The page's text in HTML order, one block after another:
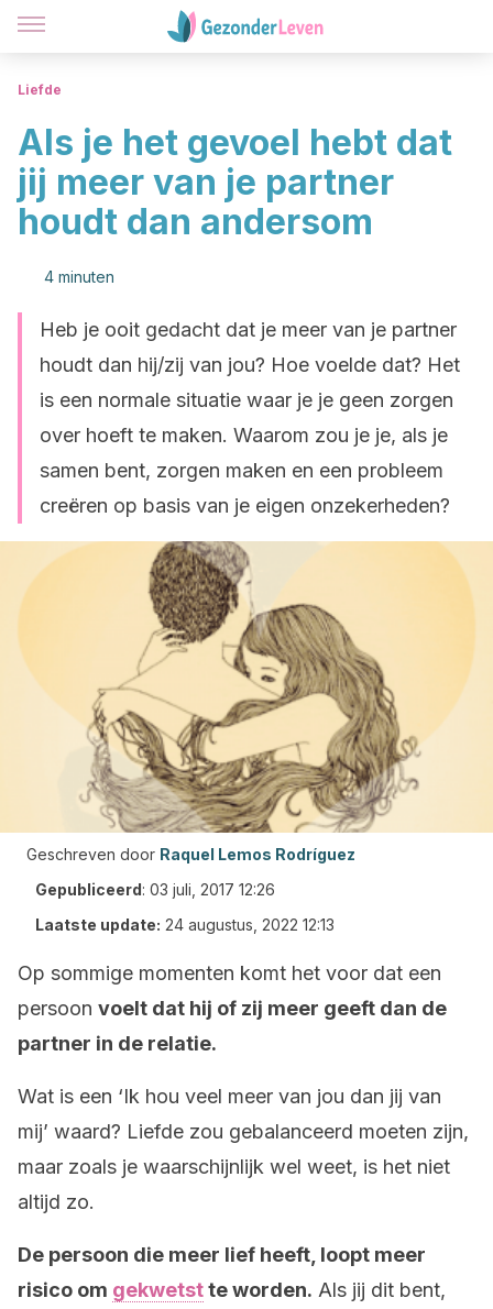
Liefde
Als je het gevoel hebt dat
jij meer van je partner
houdt dan andersom
4 minuten
Heb je ooit gedacht dat je meer van je partner
houdt dan hij/zij van jou? Hoe voelde dat? Het
is een normale situatie waar je je geen zorgen
over hoeft te maken. Waarom zou je je, als je
samen bent, zorgen maken en een probleem
creëren op basis van je eigen onzekerheden?
Geschreven door Raquel Lemos Rodríguez
Gepubliceerd: 03 juli, 2017 12:26
Laatste update: 24 augustus, 2022 12:13
Op sommige momenten komt het voor dat een
persoon voelt dat hij of zij meer geeft dan de
partner in de relatie.
Wat is een ‘Ik hou veel meer van jou dan jij van
mij’ waard? Liefde zou gebalanceerd moeten zijn,
maar zoals je waarschijnlijk wel weet, is het niet
altijd zo.
De persoon die meer lief heeft, loopt meer
risico om gekwetstte worden. Als jij dit bent,